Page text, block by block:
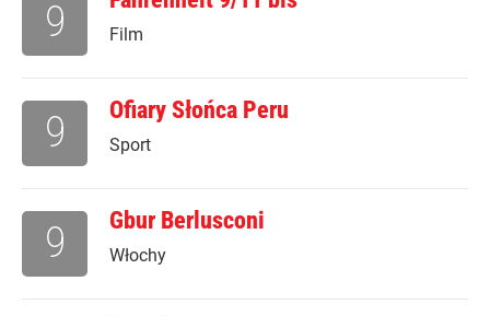
Film
9
Ofiary Słońca Peru
Sport
9
Gbur Berlusconi
Włochy
9